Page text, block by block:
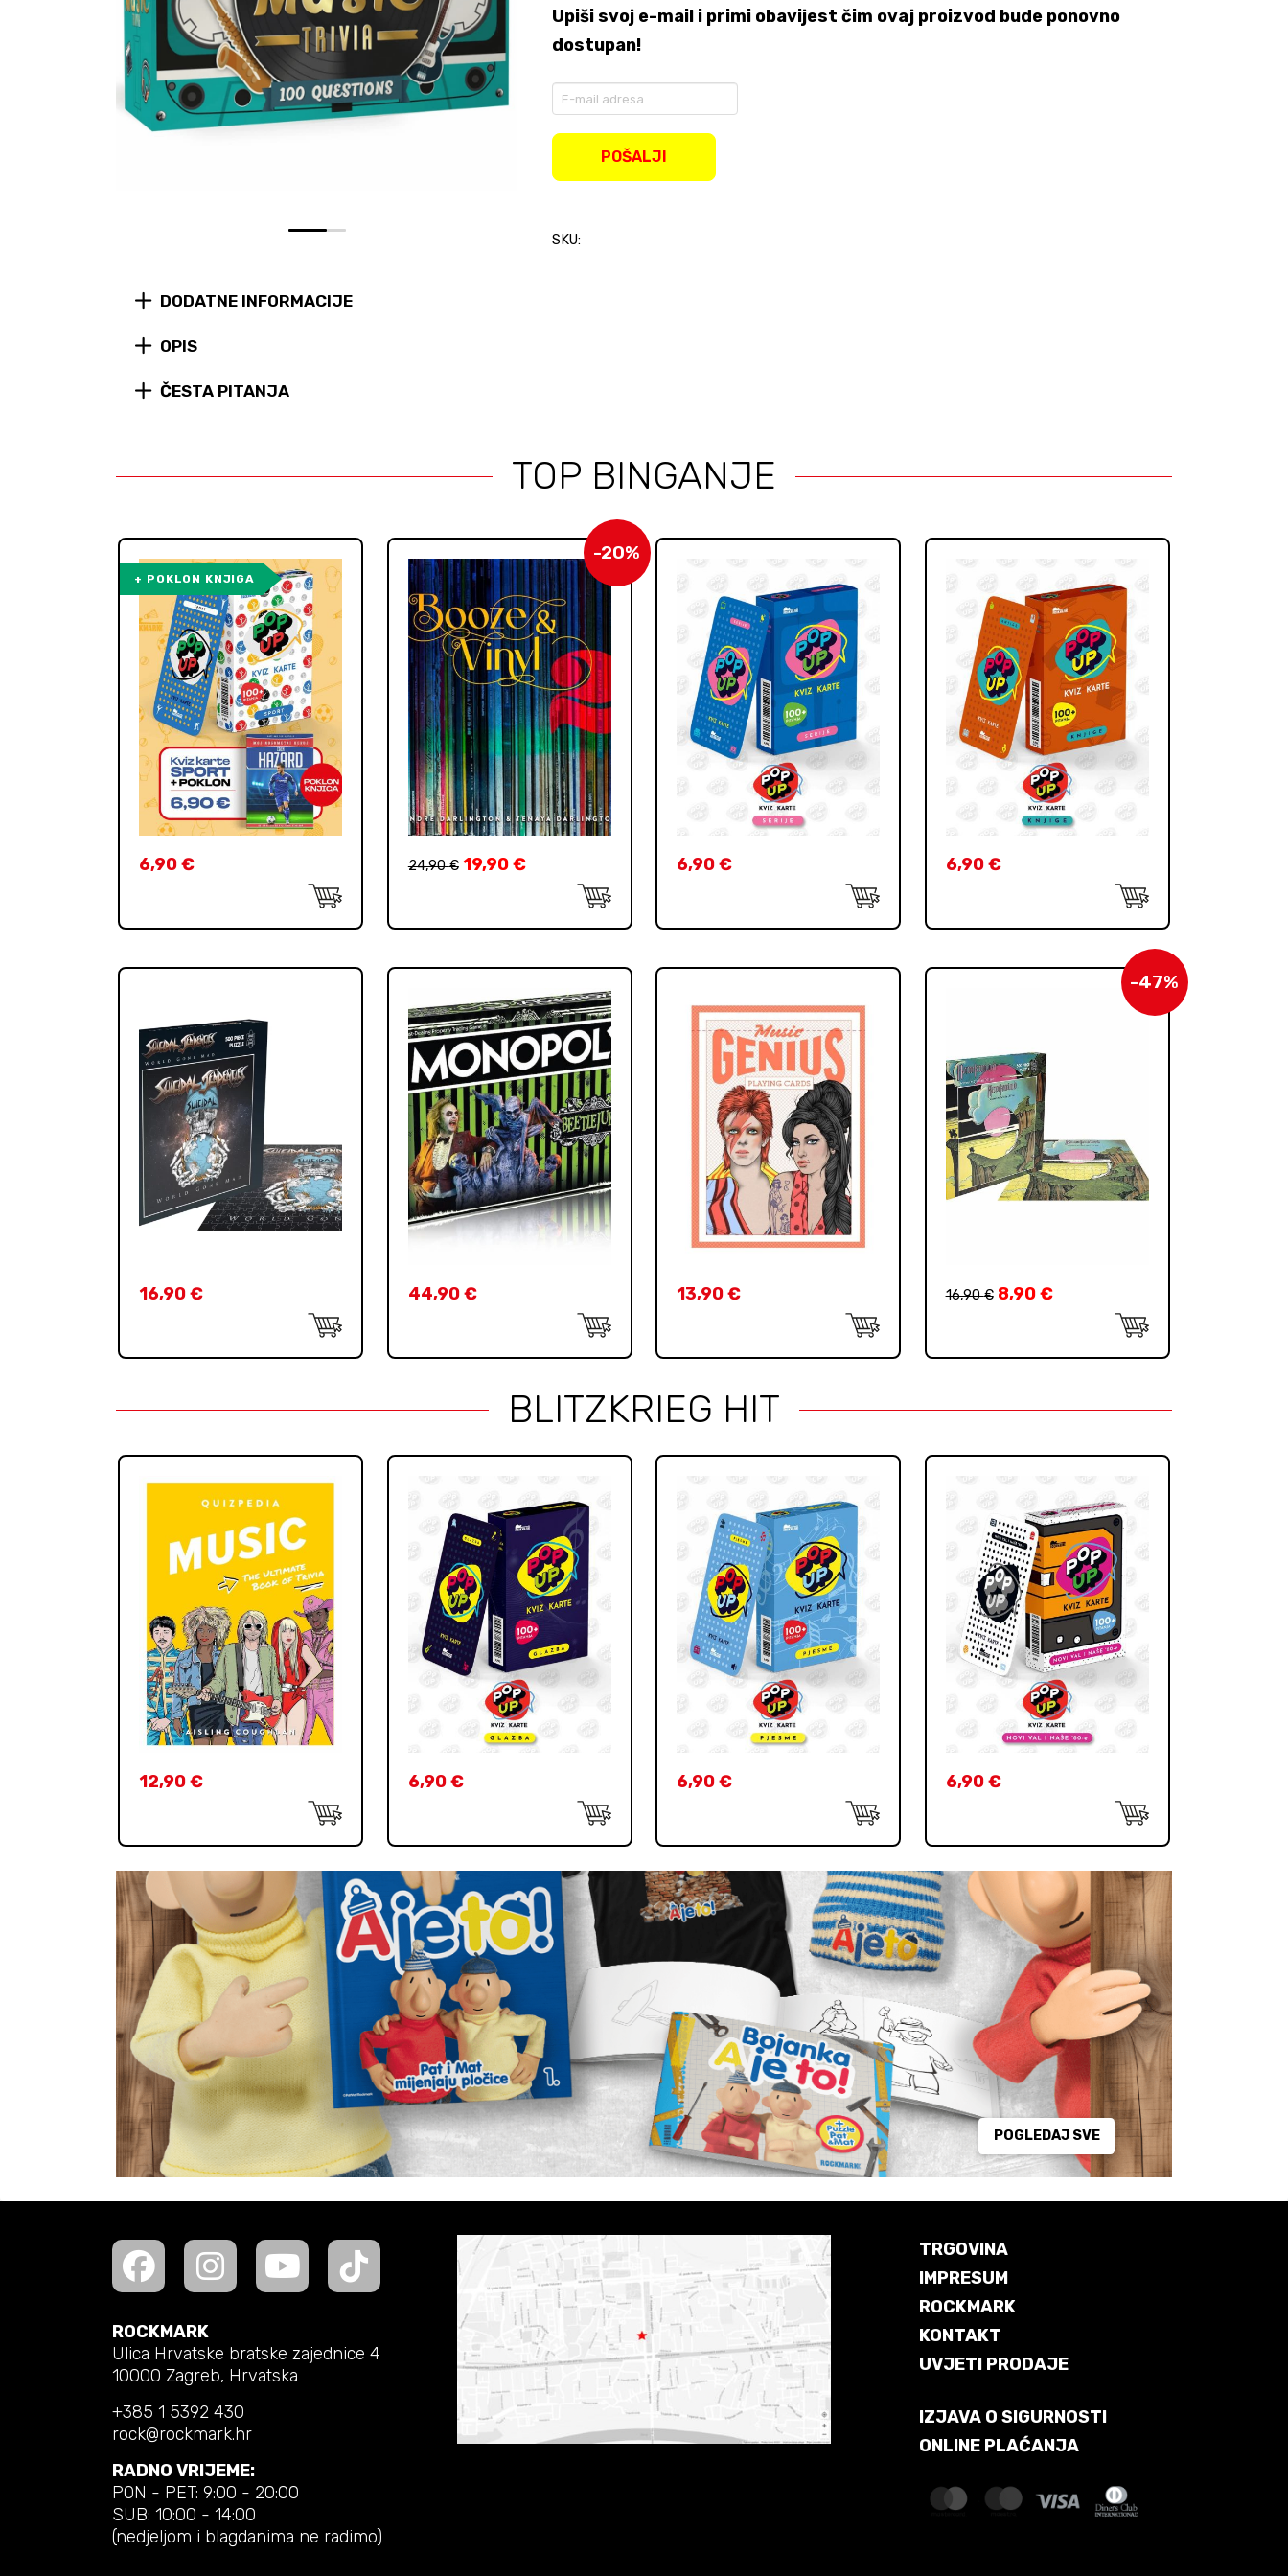
0 1
Upiši svoj e-mail i primi obavijest čim ovaj proizvod bude ponovno
dostupan!
your
for
POŠALJI
SKU:
DODATNE INFORMACIJE
OPIS
ČESTA PITANJA
TOP BINGANJE
+ POKLON KNJIGA
6,90€
-20%
24,90€ 19,90€ 6,90€ 6,90€
16,90€ 44,90€ 13,90€
-47%
16,90€ 8,90€
BLITZKRIEG HIT
12,90€ 6,90€ 6,90€ 6,90€
POGLEDAJ SVE
ROCKMARK
Ulica Hrvatske bratske zajednice 4
10000 Zagreb, Hrvatska
+385 1 5392 430
rock@rockmark.hr
RADNO VRIJEME:
PON - PET: 9:00 - 20:00
SUB: 10:00 - 14:00
(nedjeljom i blagdanima ne radimo)
TRGOVINA
IMPRESUM
ROCKMARK
KONTAKT
UVJETI PRODAJE
IZJAVA O SIGURNOSTI
ONLINE PLAĆANJA